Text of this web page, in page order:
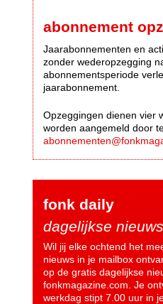
abonnement
Jaarabonnementen en
zonder wederopzegging
abonnementsperiode
jaarabonnement.
Opzeggingen dienen vier
worden aangemeld door
fonk daily
dagelijkse
Wil jij elke ochtend het
nieuws in je mailbox
op de gratis dagelijkse
fonkmagazine.com. Je
werkdag stipt 7.00 uur in